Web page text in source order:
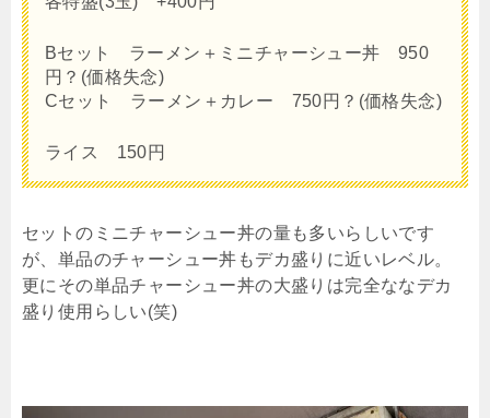
Bセット ラーメン＋ミニチャーシュー丼 950
円？(価格失念)
Cセット ラーメン＋カレー 750円？(価格失念)
ライス 150円
セットのミニチャーシュー丼の量も多いらしいです
が、単品のチャーシュー丼もデカ盛りに近いレベル。
更にその単品チャーシュー丼の大盛りは完全ななデカ
盛り使用らしい(笑)